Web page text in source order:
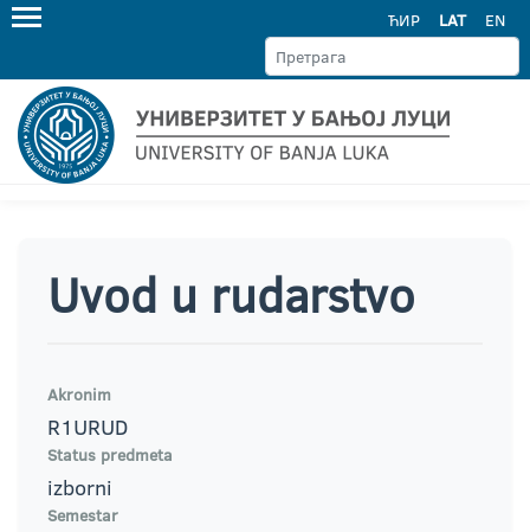
ЋИР LAT EN
Uvod u rudarstvo
Akronim
R1URUD
Status predmeta
izborni
Semestar